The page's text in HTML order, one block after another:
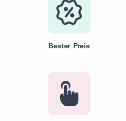
Bester Preis